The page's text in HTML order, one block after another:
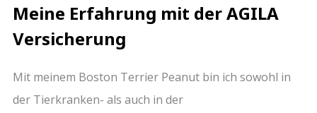
Meine Erfahrung mit der AGILA
Versicherung
Mit meinem Boston Terrier Peanut bin ich sowohl in
der Tierkranken- als auch in der